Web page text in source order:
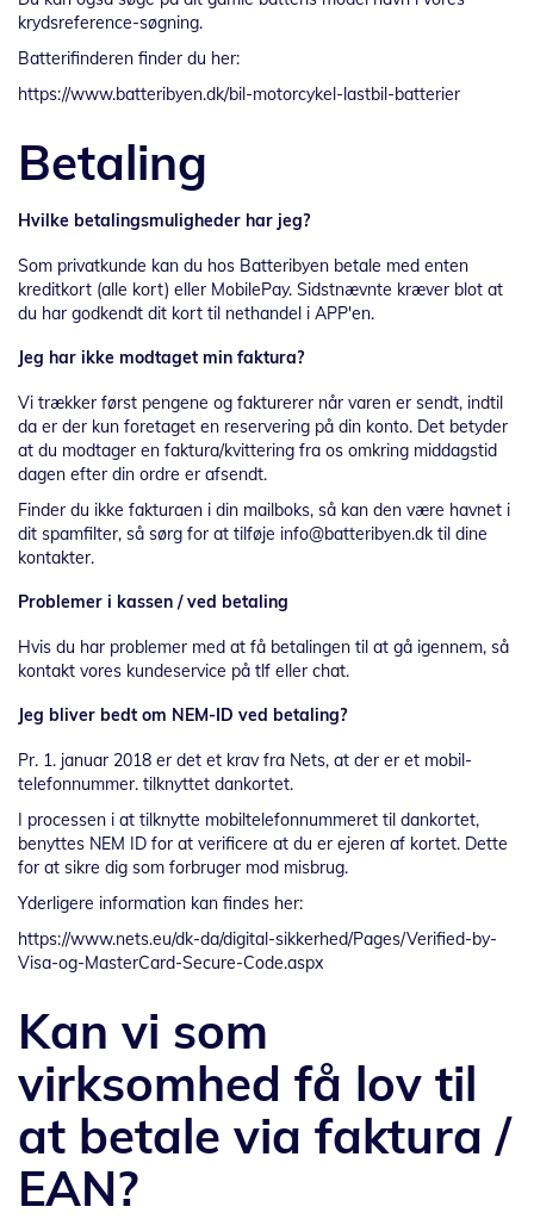
krydsreference-søgning.
Batterifinderen finder du her:
https://www.batteribyen.dk/bil-motorcykel-lastbil-batterier
Betaling
Hvilke betalingsmuligheder har jeg?
Som privatkunde kan du hos Batteribyen betale med enten
kreditkort (alle kort) eller MobilePay. Sidstnævnte kræver blot at
du har godkendt dit kort til nethandel i APP'en.
Jeg har ikke modtaget min faktura?
Vi trækker først pengene og fakturerer når varen er sendt, indtil
da er der kun foretaget en reservering på din konto. Det betyder
at du modtager en faktura/kvittering fra os omkring middagstid
dagen efter din ordre er afsendt.
Finder du ikke fakturaen i din mailboks, så kan den være havnet i
dit spamfilter, så sørg for at tilføje info@batteribyen.dk til dine
kontakter.
Problemer i kassen / ved betaling
Hvis du har problemer med at få betalingen til at gå igennem, så
kontakt vores kundeservice på tlf eller chat.
Jeg bliver bedt om NEM-ID ved betaling?
Pr. 1. januar 2018 er det et krav fra Nets, at der er et mobil-
telefonnummer. tilknyttet dankortet.
I processen i at tilknytte mobiltelefonnummeret til dankortet,
benyttes NEM ID for at verificere at du er ejeren af kortet. Dette
for at sikre dig som forbruger mod misbrug.
Yderligere information kan findes her:
https://www.nets.eu/dk-da/digital-sikkerhed/Pages/Verified-by-
Visa-og-MasterCard-Secure-Code.aspx
Kan vi som
virksomhed få lov til
at betale via faktura /
EAN?